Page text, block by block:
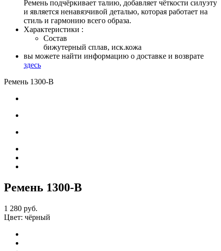
Ремень подчёркивает талию, добавляет чёткости силуэту
и является ненавязчивой деталью, которая работает на
стиль и гармонию всего образа.
Характеристики :
Состав
бижутерный сплав, иск.кожа
вы можете найти информацию о доставке и возврате
здесь
Ремень 1300-В
Ремень 1300-В
1 280 руб.
Цвет: чёрный